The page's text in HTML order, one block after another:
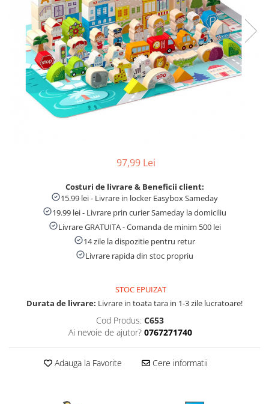
Tablite educative
97,99 Lei
Costuri de livrare & Beneficii client:
15.99 lei - Livrare in locker Easybox Sameday
19.99 lei - Livrare prin curier Sameday la domiciliu
Livrare GRATUITA - Comanda de minim 500 lei
14 zile la dispozitie pentru retur
Livrare rapida din stoc propriu
STOC EPUIZAT
Durata de livrare: Livrare in toata tara in 1-3 zile lucratoare!
Cod Produs: C653
Ai nevoie de ajutor? 0767271740
Adauga la Favorite Cere informatii